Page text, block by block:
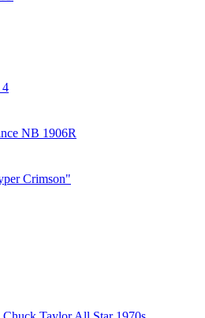
4
NB 1906R
Crimson"